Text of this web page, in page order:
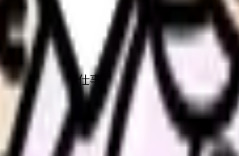
るなら「今は仕事に集中」で OK
般的
円〜△△万円）